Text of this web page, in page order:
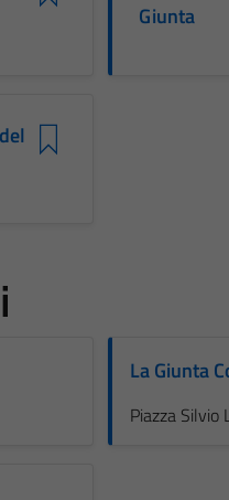
Giunta
La Giunta
Piazza Silvio